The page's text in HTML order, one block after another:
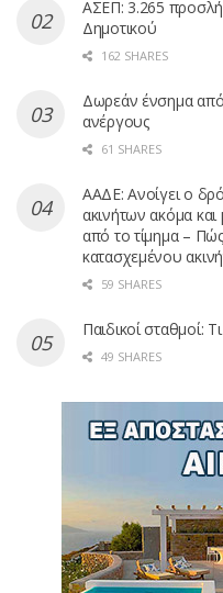
ΑΣΕΠ: 3.265
Δημοτικού
162 SHARES
Δωρεάν ένσημα
ανέργους
61 SHARES
ΑΑΔΕ: Ανοίγει ο
ακινήτων ακόμα
από το τίμημα –
κατασχεμένου
59 SHARES
Παιδικοί σταθμοί:
49 SHARES